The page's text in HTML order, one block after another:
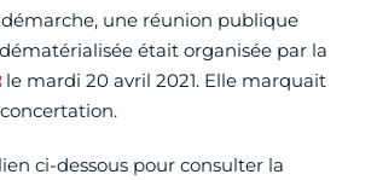
une réunion publique
était organisée par la
le mardi 20 avril 2021. Elle marquait
ci-dessous pour consulter la